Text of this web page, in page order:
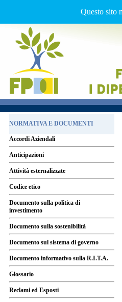
Questo sito
NORMATIVA E DOCUMENTI
Accordi Aziendali
Anticipazioni
Attività esternalizzate
Codice etico
Documento sulla politica di
investimento
Documento sulla sostenibilità
Documento sul sistema di governo
Documento informativo sulla R.I.T.A.
Glossario
Reclami ed Esposti